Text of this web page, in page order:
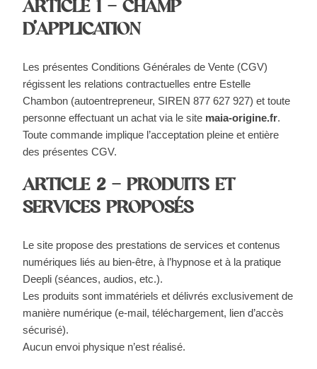
ARTICLE 1 – CHAMP
D’APPLICATION
Les présentes Conditions Générales de Vente (CGV)
régissent les relations contractuelles entre Estelle
Chambon (autoentrepreneur, SIREN 877 627 927) et toute
personne effectuant un achat via le site maia-origine.fr.
Toute commande implique l’acceptation pleine et entière
des présentes CGV.
ARTICLE 2 – PRODUITS ET
SERVICES PROPOSÉS
Le site propose des prestations de services et contenus
numériques liés au bien-être, à l’hypnose et à la pratique
Deepli (séances, audios, etc.).
Les produits sont immatériels et délivrés exclusivement de
manière numérique (e-mail, téléchargement, lien d’accès
sécurisé).
Aucun envoi physique n’est réalisé.